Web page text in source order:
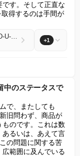
す。そして正直な
得するのは手間が
Google Local Service Ads To Require D-U-N-S Numbers For Some +1
のステータスで
で、またしても
旧問わず、商品が
ものです。これは数
あるいは、あえて言
の問題に関する苦
範囲に及んでいる